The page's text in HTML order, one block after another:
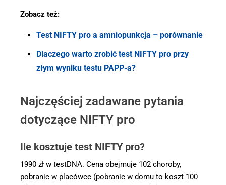
Zobacz też:
Test NIFTY pro a amniopunkcja – porównanie
Dlaczego warto zrobić test NIFTY pro przy
złym wyniku testu PAPP-a?
Najczęściej zadawane pytania
dotyczące NIFTY pro
Ile kosztuje test NIFTY pro?
1990 zł w testDNA. Cena obejmuje 102 choroby,
pobranie w placówce (pobranie w domu to koszt 100